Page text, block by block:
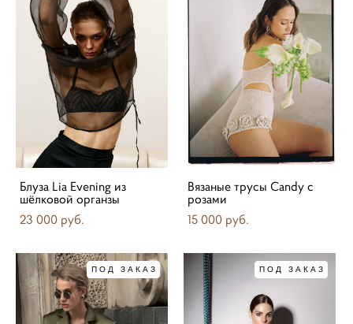
Блуза Lia Evening из
шёлковой органзы
23 000 pуб.
Вязаные трусы Candy с
розами
15 000 pуб.
ПОД ЗАКАЗ ПОД ЗАКАЗ